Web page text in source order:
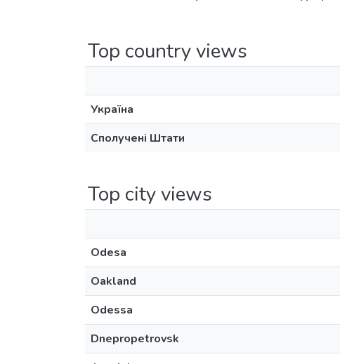
Top country views
Україна
Сполучені Штати
Top city views
Odesa
Oakland
Odessa
Dnepropetrovsk